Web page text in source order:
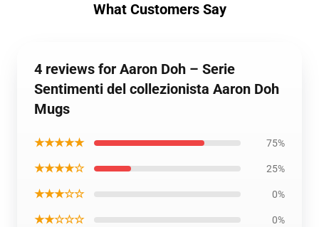
What Customers Say
4 reviews for Aaron Doh – Serie
Sentimenti del collezionista Aaron Doh
Mugs
★★★★★ 75%
★★★★☆ 25%
★★★☆☆ 0%
★★☆☆☆ 0%